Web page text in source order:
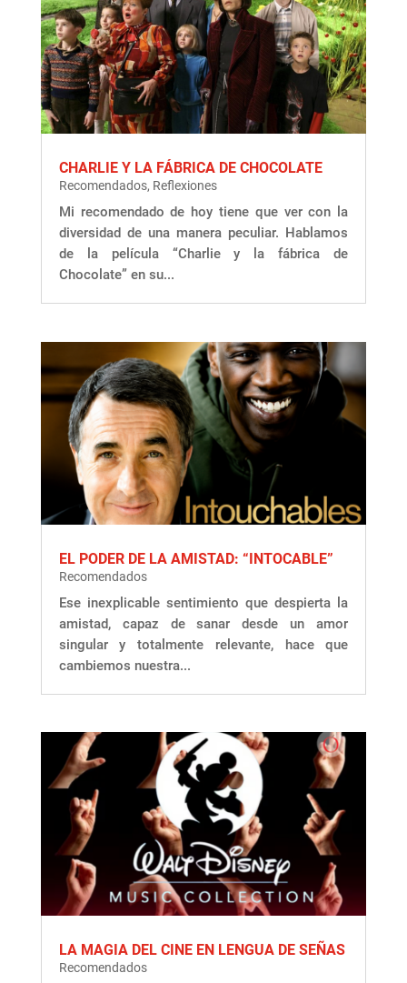
CHARLIE Y LA FÁBRICA DE CHOCOLATE
Recomendados, Reflexiones
Mi recomendado de hoy tiene que ver con la
diversidad de una manera peculiar. Hablamos
de la película “Charlie y la fábrica de
Chocolate” en su...
EL PODER DE LA AMISTAD: “INTOCABLE”
Recomendados
Ese inexplicable sentimiento que despierta la
amistad, capaz de sanar desde un amor
singular y totalmente relevante, hace que
cambiemos nuestra...
LA MAGIA DEL CINE EN LENGUA DE SEÑAS
Recomendados